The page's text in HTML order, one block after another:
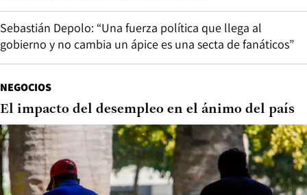
Sebastián Depolo: “Una fuerza política que llega al
gobierno y no cambia un ápice es una secta de fanáticos”
NEGOCIOS
El impacto del desempleo en el ánimo del país